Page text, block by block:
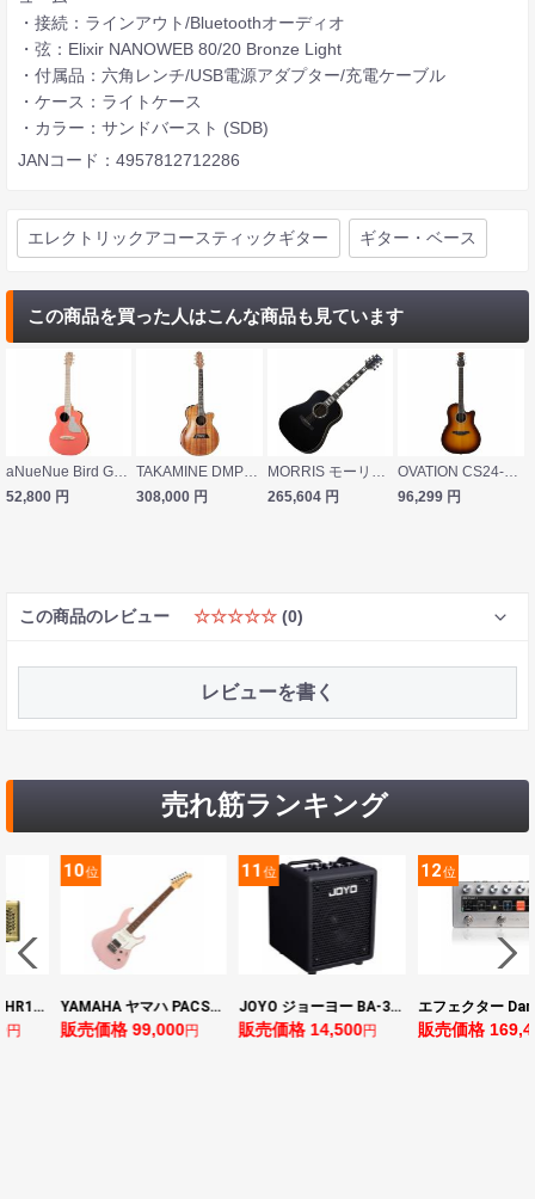
・接続：ラインアウト/Bluetoothオーディオ
・弦：Elixir NANOWEB 80/20 Bronze Light
・付属品：六角レンチ/USB電源アダプター/充電ケーブル
・ケース：ライトケース
・カラー：サンドバースト (SDB)
JANコード：4957812712286
エレクトリックアコースティックギター ギター・ベース
この商品を買った人はこんな商品も見ています
aNueNue Bird Guitar aNN-MC10-LCE ピックアップ付き ミニアコースティックギター
52,800 円
TAKAMINE DMP100K N エレクトリックアコースティックギター
308,000 円
MORRIS モーリス G-18 エレクトリックアコースティックギター
265,604 円
OVATION CS24-1-G SB Celebrity Standard Mid Depth Sunburst エレクトリックアコースティックギター
96,299 円
この商品のレビュー ☆☆☆☆☆ (0)
レビューを書く
売れ筋ランキング
YAMAHA ヤマハ PACS+12 ASP Pacifica Standard Plus パシフィカスタンダードプラス エレキギター
格 99,000円
位
JOYO ジョーヨー BA-30 VIBE CUBE BLK 30W 小型ベースアンプ Bluetooth+OTGオーディオI/F搭載
販売価格 14,500円
12位
エフェクター Darkglass Electronics Anagram ベースエフェクター プリアンプ ダークグラス アナグラム
販売価格 169,400円 販売